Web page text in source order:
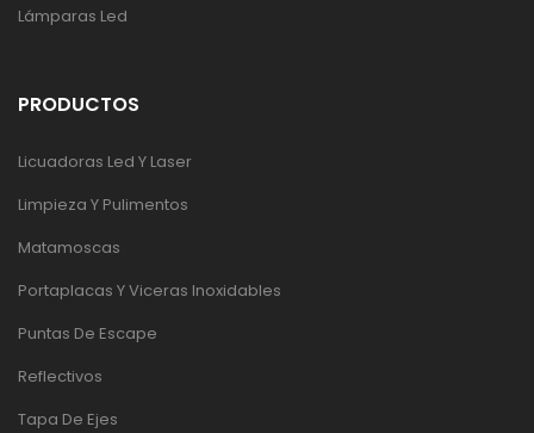
Lámparas Led
PRODUCTOS
Licuadoras Led Y Laser
Limpieza Y Pulimentos
Matamoscas
Portaplacas Y Viceras Inoxidables
Puntas De Escape
Reflectivos
Tapa De Ejes